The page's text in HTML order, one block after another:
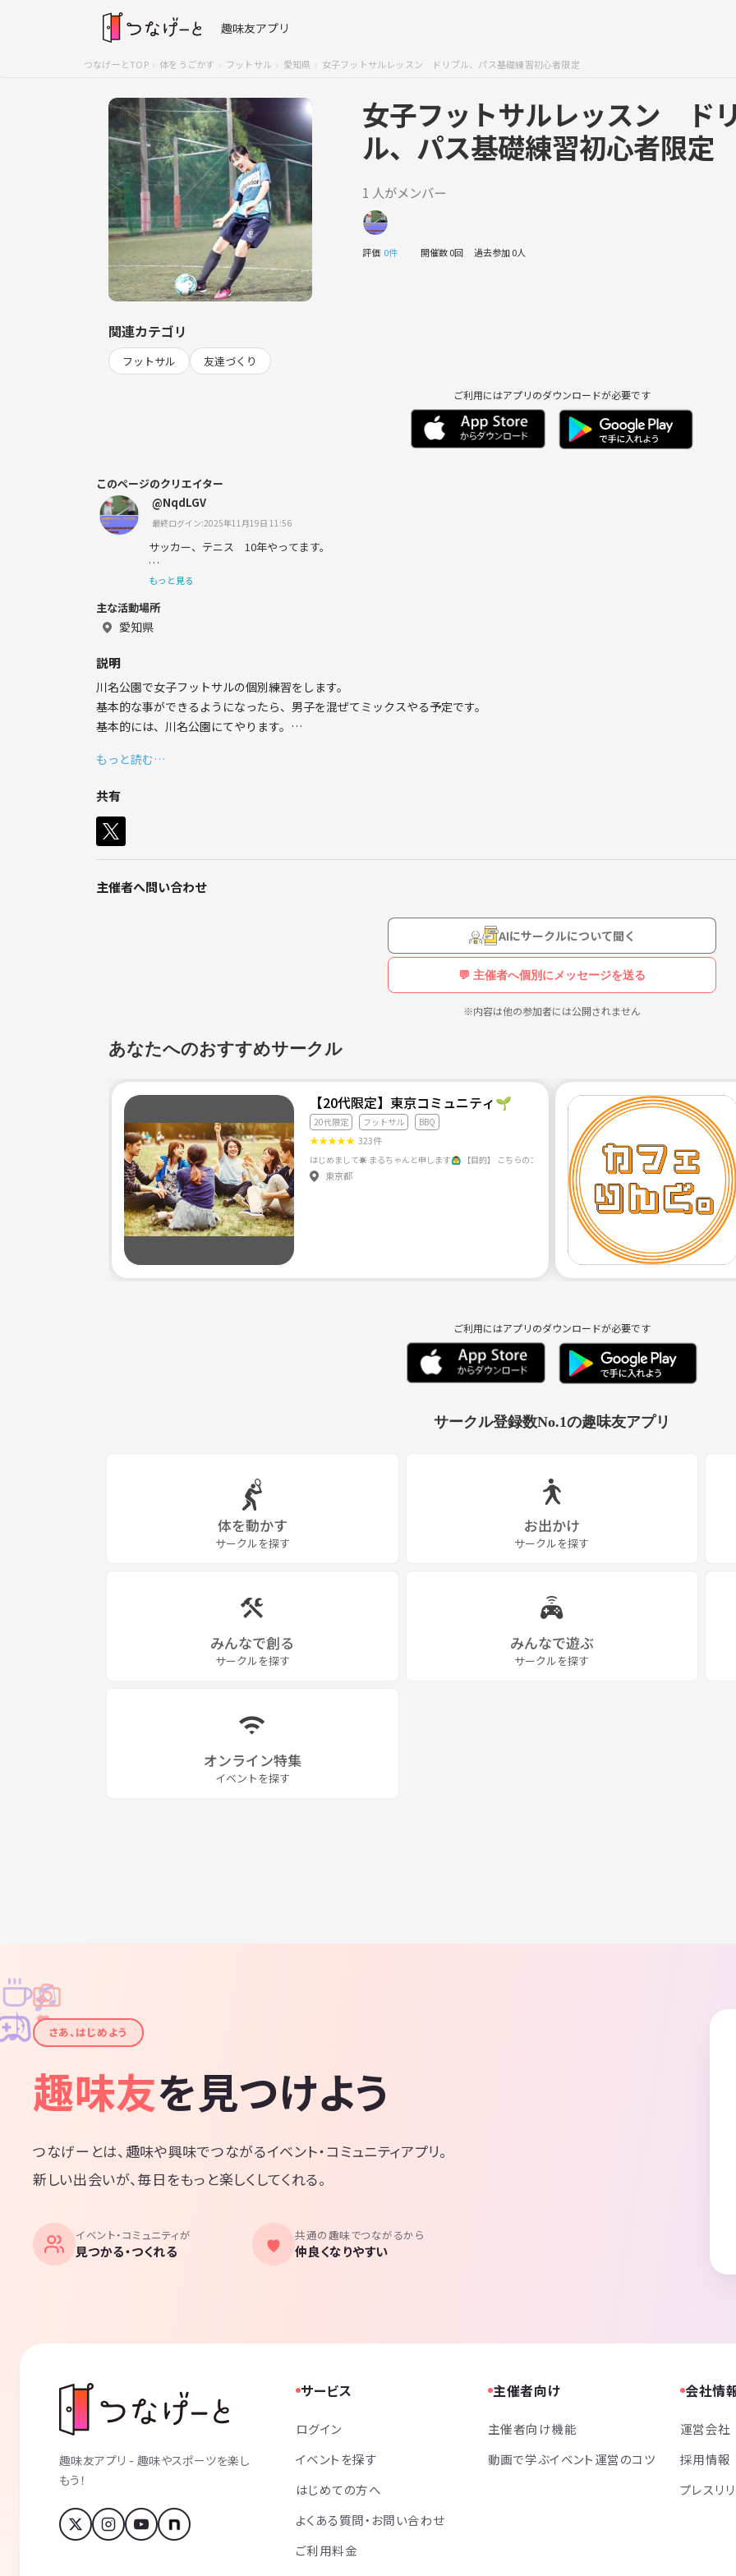
趣味友アプリ
つなげーとTOP 体をうごかす フットサル 愛知県 女子フットサルレッスン ドリブル、パス基礎練習初心者限定
女子フットサルレッスン ド
ル、パス基礎練習初心者限定
1 人がメンバー
評価 0件 開催数 0回 過去参加 0人
関連カテゴリ
フットサル 友達づくり
ご利用にはアプリのダウンロードが必要です
このページのクリエイター
@NqdLGV
最終ログイン:2025年11月19日 11:56
サッカー、テニス 10年やってます。
英語は日常会話くらいなら大丈夫です
もっと見る
主な活動場所
愛知県
説明
川名公園で女子フットサルの個別練習をします。
基本的な事ができるようになったら、男子を混ぜてミックスやる予定です。
基本的には、川名公園にてやります。
基本的には、パス、トラップ、ドリブル練習で初心者も大歓迎です。 コーン、ビブスは持っていきます。
もっと読む…
共有
主催者へ問い合わせ
AIにサークルについて聞く
💬 主催者へ個別にメッセージを送る
※内容は他の参加者には公開されません
あなたへのおすすめサークル
【20代限定】東京コミュニティ🌱
20代限定 フットサル BBQ
★★★★★ 323件
東京都
ご利用にはアプリのダウンロードが必要です
サークル登録数No.1の趣味友アプリ
体を動かす
サークルを探す
お出かけ
サークルを探す
みんなで創る
サークルを探す
みんなで遊ぶ
サークルを探す
オンライン特集
イベントを探す
✦
✦
✧
✧
♪
♫
さあ、はじめよう
趣味友を見つけよう
つなげーとは、趣味や興味でつながるイベント・コミュニティアプリ。
新しい出会いが、毎日をもっと楽しくしてくれる。
イベント・コミュニティが
見つかる・つくれる
共通の趣味でつながるから
仲良くなりやすい
趣味友アプリ - 趣味やスポーツを楽し
もう！
サービス
ログイン
イベントを探す
はじめての方へ
よくある質問・お問い合わせ
ご利用料金
主催者向け
主催者向け機能
動画で学ぶイベント運営のコツ
会社情
運営会社
採用情報
プレスリ